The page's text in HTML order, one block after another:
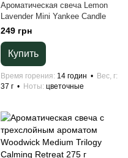
Ароматическая свеча Lemon
Lavender Mini Yankee Candle
249 грн
Купить
Время горения 14 годин
Вес, г
37 г
Ноты цветочные